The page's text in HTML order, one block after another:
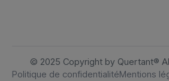
© 2025 Copyright by Quertant®
Politique de confidentialitéMentions